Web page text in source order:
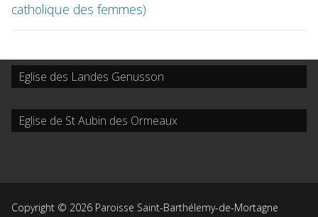
catholique des femmes)
Eglise des Landes Genusson
Eglise de St Aubin des Ormeaux
Copyright © 2026 Paroisse Saint-Barthélemy-de-Mortagne